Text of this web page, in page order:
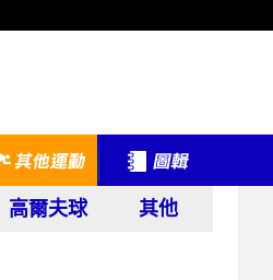
高爾夫球 其他